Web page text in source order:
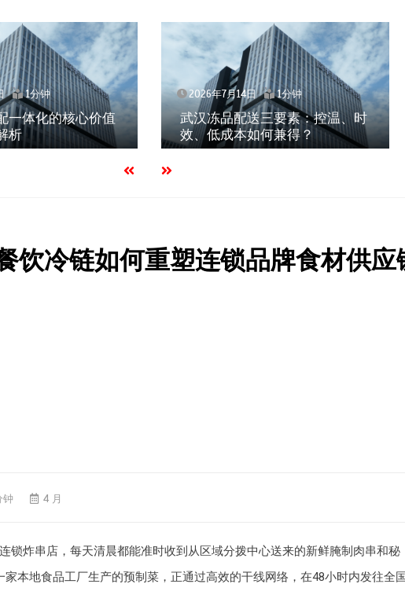
1分钟
化的核心价值
2026年7月14日 1分钟
武汉冻品配送三要素：控温、时
效、低成本如何兼得？
饮冷链如何重塑连锁品牌食材供应
钟 4 月
锁炸串店，每天清晨都能准时收到从区域分拨中心送来的新鲜腌制肉串和秘
家本地食品工厂生产的预制菜，正通过高效的干线网络，在48小时内发往全